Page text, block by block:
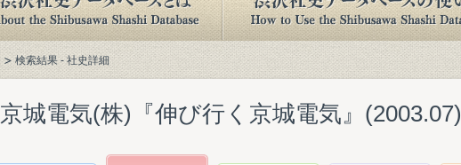
検索結果 - 社史詳細
京城電気(株)『伸び行く京城電気』(2003.07)